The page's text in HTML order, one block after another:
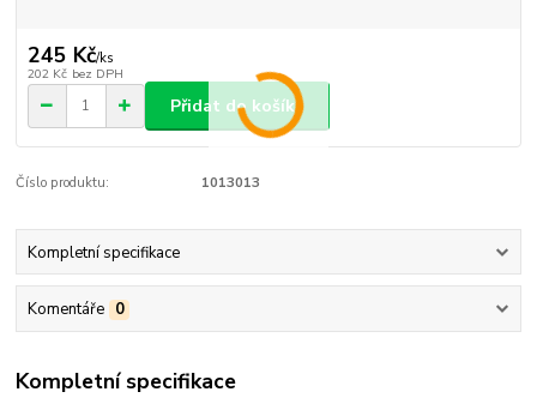
245 Kč/ks
202 Kč bez DPH
Přidat do košíku
Číslo produktu: 1013013
Kompletní specifikace
Komentáře 0
Kompletní specifikace